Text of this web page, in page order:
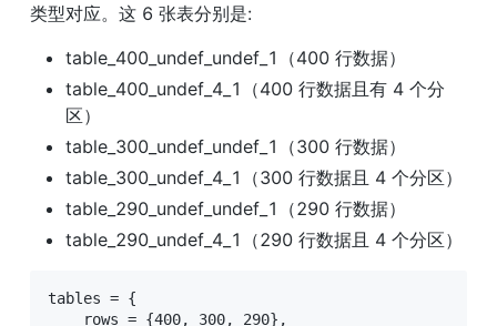
类型对应。这 6 张表分别是:
table_400_undef_undef_1（400 行数据）
table_400_undef_4_1（400 行数据且有 4 个分
区）
table_300_undef_undef_1（300 行数据）
table_300_undef_4_1（300 行数据且 4 个分区）
table_290_undef_undef_1（290 行数据）
table_290_undef_4_1（290 行数据且 4 个分区）
tables = {
    rows = {400, 300, 290},